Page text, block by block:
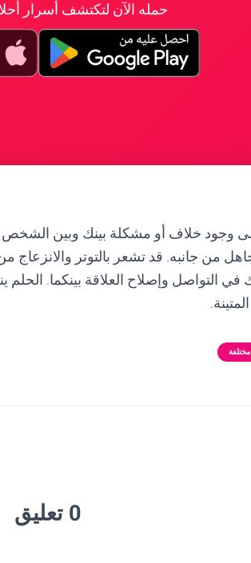
حمله الآن لتكتشف أسرار
وجود خلاف أو مشكلة بينك وبين
من جانبه. قد تشعر بالتوتر
في التواصل وإصلاح العلاقة بينكما.
0 تعليق